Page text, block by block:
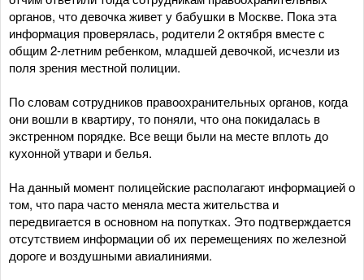
органов, что девочка живет у бабушки в Москве. Пока эта
информация проверялась, родители 2 октября вместе с
общим 2-летним ребенком, младшей девочкой, исчезли из
поля зрения местной полиции.
По словам сотрудников правоохранительных органов, когда
они вошли в квартиру, то поняли, что она покидалась в
экстренном порядке. Все вещи были на месте вплоть до
кухонной утвари и белья.
На данный момент полицейские располагают информацией о
том, что пара часто меняла места жительства и
передвигается в основном на попутках. Это подтверждается
отсутствием информации об их перемещениях по железной
дороге и воздушными авиалиниями.